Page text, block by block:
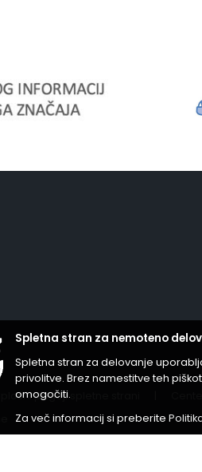
Splošni pogoji spletne strani
Spletna stran za nemoteno
Spletna stran za delovanje
privolitve. Brez namestitve teh
omogočiti.
Za več informacij si preberite